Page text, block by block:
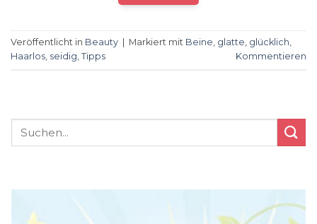
Veröffentlicht in Beauty Markiert mit Beine, glatte, glücklich,
Haarlos, seidig, Tipps Kommentieren